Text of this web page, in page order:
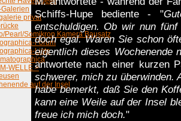
Galerien
privat
Pearl/Somikron Kamera Bausatz
Forum
Liste
WELLE >
auf der Insel
Schiffs-Hupe bediente - "
entschuldigen. Ob wir nun
doch egal. Waren Sie schon
eigentlich dieses Wochenende
antwortete nach einer kurzen
schwerer, mich zu überwinden.
habe bemerkt, daß Sie den
kann eine Weile auf der Insel
freue ich mich doch."